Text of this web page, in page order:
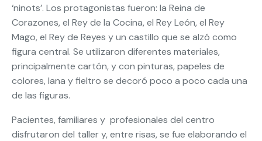
‘ninots’. Los protagonistas fueron: la Reina de
Corazones, el Rey de la Cocina, el Rey León, el Rey
Mago, el Rey de Reyes y un castillo que se alzó como
figura central. Se utilizaron diferentes materiales,
principalmente cartón, y con pinturas, papeles de
colores, lana y fieltro se decoró poco a poco cada una
de las figuras.
Pacientes, familiares y profesionales del centro
disfrutaron del taller y, entre risas, se fue elaborando el